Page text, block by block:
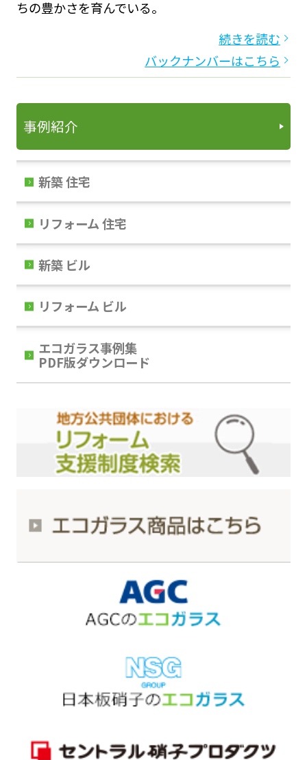
ちの豊かさを育んでいる。
続きを読む
バックナンバーはこちら
事例紹介
新築 住宅
リフォーム 住宅
新築 ビル
リフォーム ビル
エコガラス事例集
PDF版ダウンロード